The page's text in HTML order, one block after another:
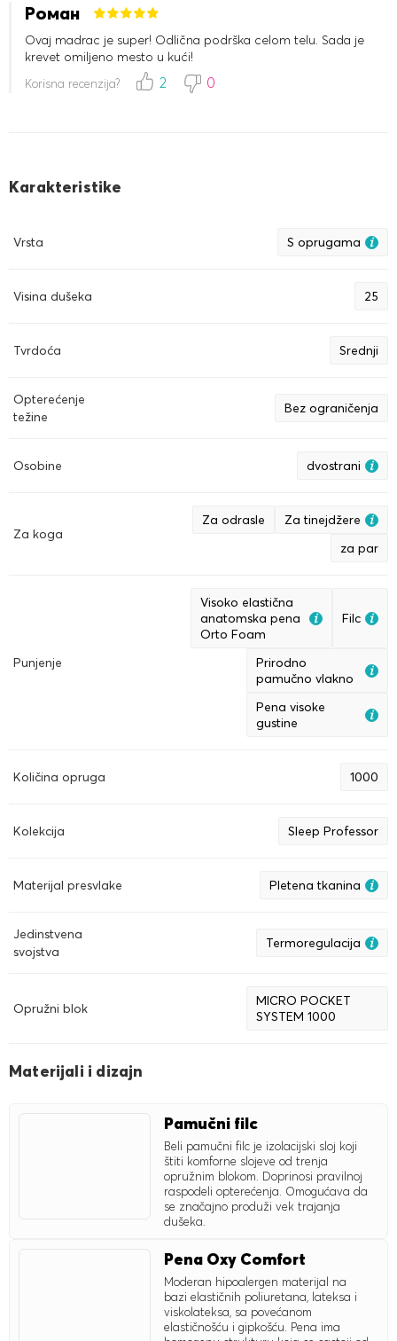
Роман
Ovaj madrac je super! Odlična podrška celom telu. Sada je
krevet omiljeno mesto u kući!
Korisna recenzija? 2 0
Karakteristike
Vrsta S oprugama
Visina dušeka 25
Tvrdoća Srednji
Opterećenje
težine
Bez ograničenja
Osobine dvostrani
Za koga
Za odrasle
Za tinejdžere
za par
Punjenje
Visoko elastična
anatomska pena
Orto Foam
Filc
Prirodno
pamučno vlakno
Pena visoke
gustine
Količina opruga 1000
Kolekcija Sleep Professor
Materijal presvlake Pletena tkanina
Jedinstvena
svojstva
Termoregulacija
Opružni blok
MICRO POCKET
SYSTEM 1000
Materijali i dizajn
Pamučni filc
Beli pamučni filc je izolacijski sloj koji
štiti komforne slojeve od trenja
opružnim blokom. Doprinosi pravilnoj
raspodeli opterećenja. Omogućava da
se značajno produži vek trajanja
dušeka.
Pena Oxy Comfort
Moderan hipoalergen materijal na
bazi elastičnih poliuretana, lateksa i
viskolateksa, sa povećanom
elastičnošću i gipkošću. Pena ima